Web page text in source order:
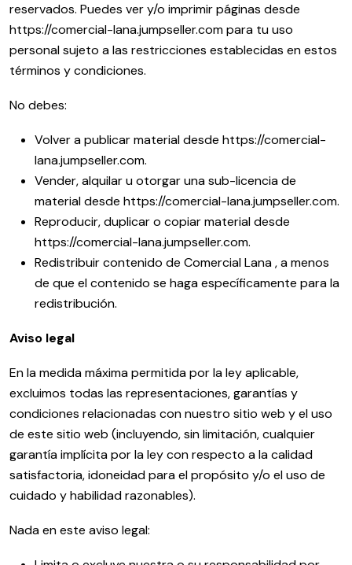
reservados. Puedes ver y/o imprimir páginas desde
https://comercial-lana.jumpseller.com para tu uso
personal sujeto a las restricciones establecidas en estos
términos y condiciones.
No debes:
Volver a publicar material desde https://comercial-
lana.jumpseller.com.
Vender, alquilar u otorgar una sub-licencia de
material desde https://comercial-lana.jumpseller.com.
Reproducir, duplicar o copiar material desde
https://comercial-lana.jumpseller.com.
Redistribuir contenido de Comercial Lana , a menos
de que el contenido se haga específicamente para la
redistribución.
Aviso legal
En la medida máxima permitida por la ley aplicable,
excluimos todas las representaciones, garantías y
condiciones relacionadas con nuestro sitio web y el uso
de este sitio web (incluyendo, sin limitación, cualquier
garantía implícita por la ley con respecto a la calidad
satisfactoria, idoneidad para el propósito y/o el uso de
cuidado y habilidad razonables).
Nada en este aviso legal: